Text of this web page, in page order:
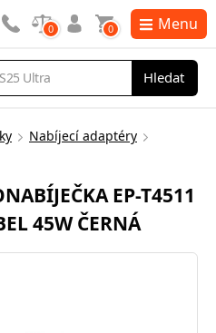
Hledat
0 0 Menu
Nabíjecí adaptéry
EP-T4511
45W ČERNÁ